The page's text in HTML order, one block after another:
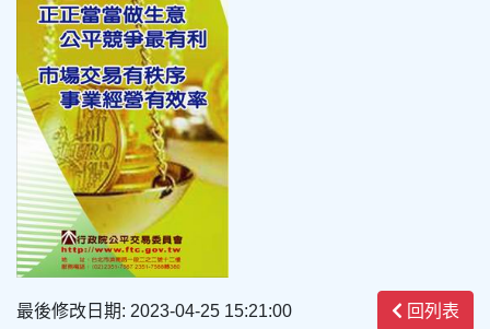
最後修改日期: 2023-04-25 15:21:00 回列表